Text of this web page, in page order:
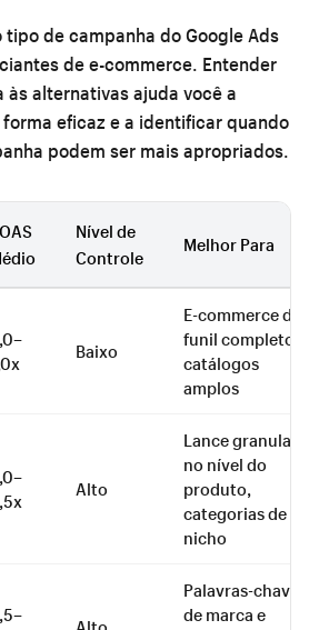
tipo de campanha do Google Ads
de e-commerce. Entender
às alternativas ajuda você a
eficaz e a identificar quando
podem ser mais apropriados.
Nível de
Controle
Melhor Para
Baixo
E-commerce de
funil completo,
catálogos
amplos
Alto
Lance granular
no nível do
produto,
categorias de
nicho
Palavras-chave
de marca e